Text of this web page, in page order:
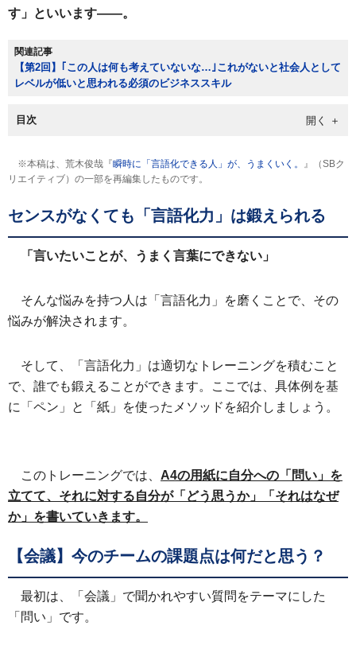
す」といいます――。
関連記事
【第2回】｢この人は何も考えていないな…｣これがないと社会人として
レベルが低いと思われる必須のビジネススキル
目次
※本稿は、荒木俊哉『瞬時に「言語化できる人」が、うまくいく。
』（SBク
リエイティブ）の一部を再編集したものです。
センスがなくても「言語化力」は鍛えられる
「言いたいことが、うまく言葉にできない」
そんな悩みを持つ人は「言語化力」を磨くことで、その
悩みが解決されます。
そして、「言語化力」は適切なトレーニングを積むこと
で、誰でも鍛えることができます。ここでは、具体例を基
に「ペン」と「紙」を使ったメソッドを紹介しましょう。
このトレーニングでは、 A4の用紙に自分への「問い」を
立てて、それに対する自分が「どう思うか」「それはなぜ
か」を書いていきます。
【会議】今のチームの課題点は何だと思う？
最初は、「会議」で聞かれやすい質問をテーマにした
「問い」です。